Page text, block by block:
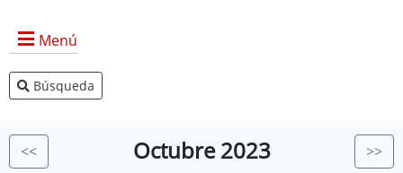
Menú
Agenda Presidencia
Eventos
Búsqueda
<< Octubre 2023 >>